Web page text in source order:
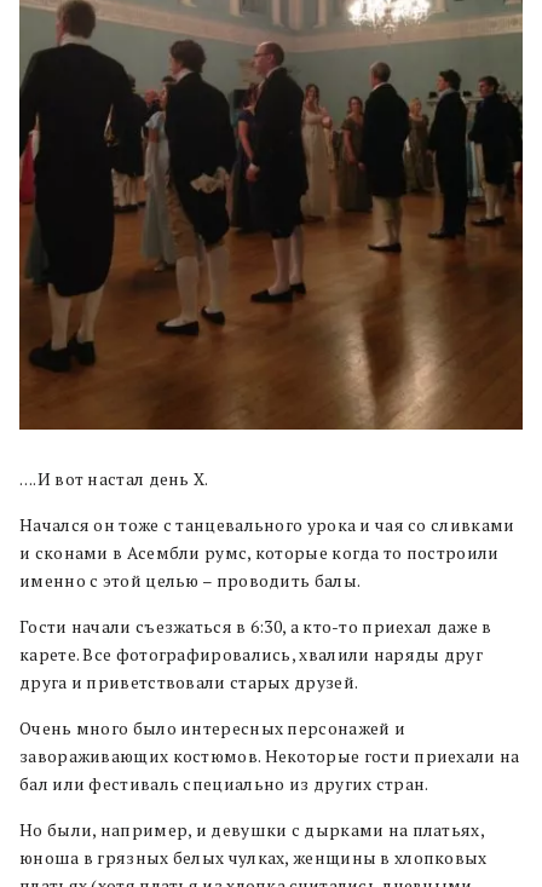
….И вот настал день Х.
Начался он тоже с танцевального урока и чая со сливками
и сконами в Асембли румс, которые когда то построили
именно с этой целью – проводить балы.
Гости начали съезжаться в 6:30, а кто-то приехал даже в
карете. Все фотографировались, хвалили наряды друг
друга и приветствовали старых друзей.
Очень много было интересных персонажей и
завораживающих костюмов. Некоторые гости приехали на
бал или фестиваль специально из других стран.
Но были, например, и девушки с дырками на платьях,
юноша в грязных белых чулках, женщины в хлопковых